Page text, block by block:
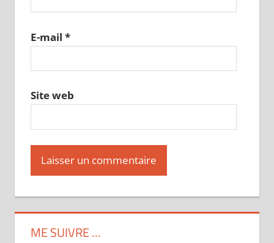
E-mail *
Site web
ME SUIVRE …